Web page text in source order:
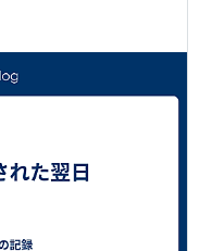
ある。 通報を行った